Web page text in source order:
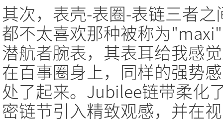
其次，表壳-表圈-表链三者
都不太喜欢那种被称为
潜航者腕表，其表耳给我感
在百事圈身上，同样的强势
处了起来。Jubilee链带柔化
密链节引入精致观感，并在